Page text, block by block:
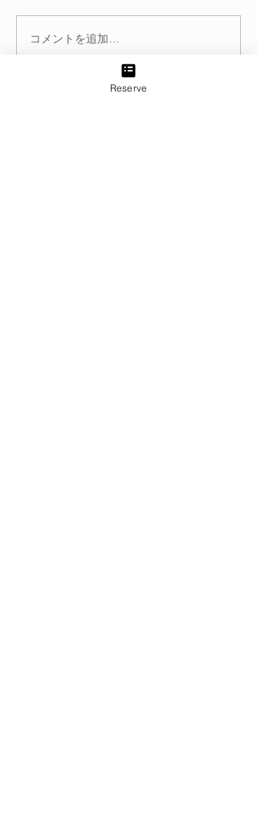
最先端乳化テクノロジー
「エクセルキトサン」
コメントを追加…
Reserve